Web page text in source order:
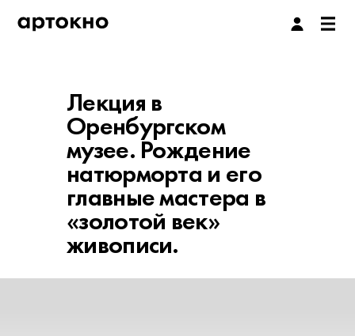
Лекция в
Оренбургском
музее. Рождение
натюрморта и его
главные мастера в
«золотой век»
живописи.